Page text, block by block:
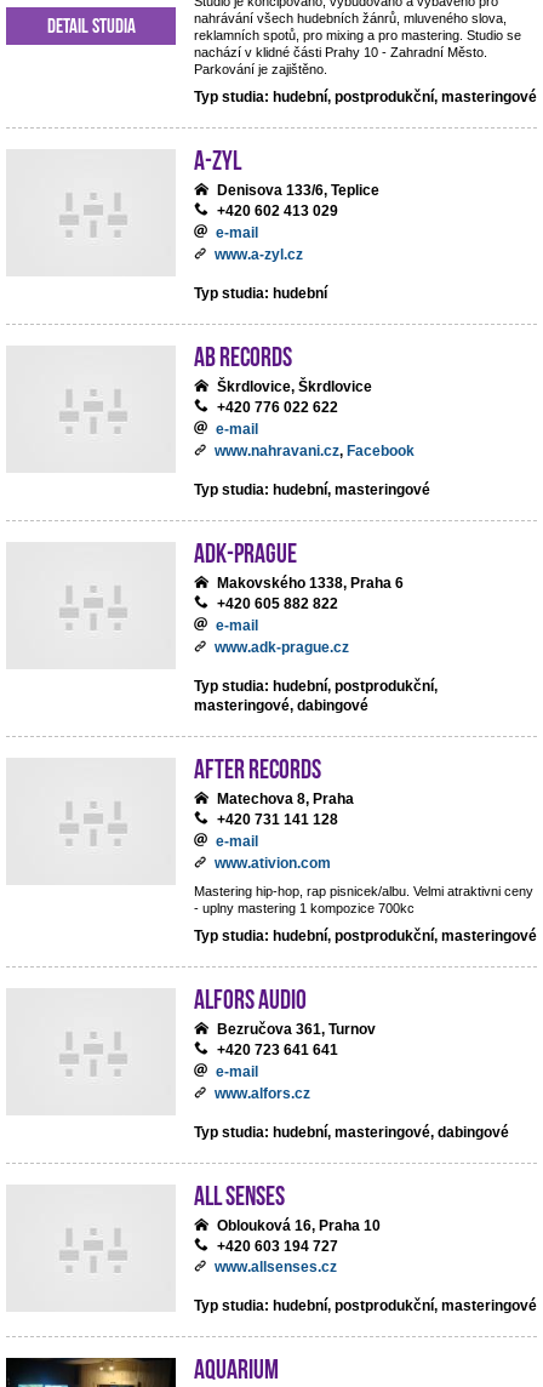
nahrávání všech hudebních žánrů, mluveného slova,
reklamních spotů, pro mixing a pro mastering. Studio se
nachází v klidné části Prahy 10 - Zahradní Město.
Parkování je zajištěno.
Typ studia: hudební, postprodukční, masteringové
Detail studia
A-ZYL
Denisova 133/6, Teplice
+420 602 413 029
e-mail
www.a-zyl.cz
Typ studia: hudební
AB records
Škrdlovice, Škrdlovice
+420 776 022 622
e-mail
www.nahravani.cz, Facebook
Typ studia: hudební, masteringové
ADK-Prague
Makovského 1338, Praha 6
+420 605 882 822
e-mail
www.adk-prague.cz
Typ studia: hudební, postprodukční,
masteringové, dabingové
After records
Matechova 8, Praha
+420 731 141 128
e-mail
www.ativion.com
Mastering hip-hop, rap pisnicek/albu. Velmi atraktivni ceny
- uplny mastering 1 kompozice 700kc
Typ studia: hudební, postprodukční, masteringové
ALFORS audio
Bezručova 361, Turnov
+420 723 641 641
e-mail
www.alfors.cz
Typ studia: hudební, masteringové, dabingové
All Senses
Oblouková 16, Praha 10
+420 603 194 727
www.allsenses.cz
Typ studia: hudební, postprodukční, masteringové
Aquarium